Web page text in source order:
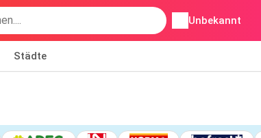
Unbekannt
Städte